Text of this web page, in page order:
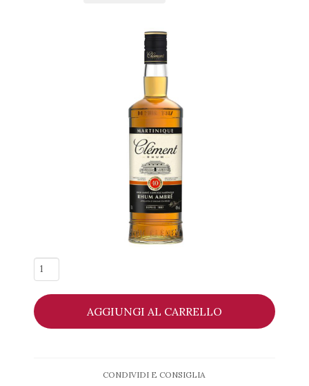
Rhum
Ambré
Clément
quantità
AGGIUNGI AL CARRELLO
CONDIVIDI E CONSIGLIA